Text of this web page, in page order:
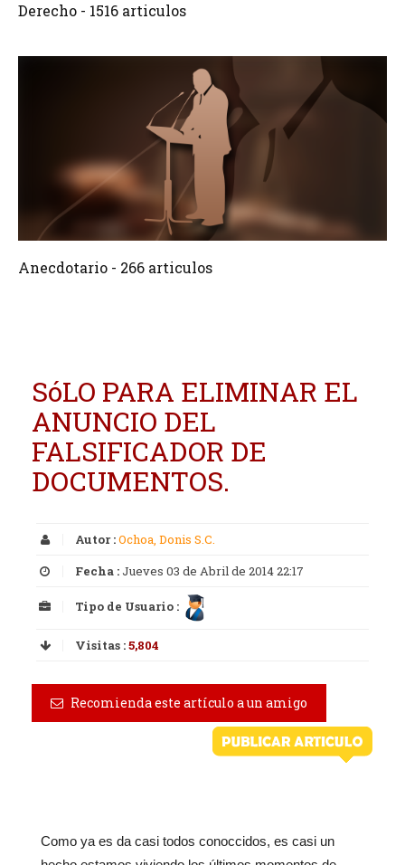
Derecho - 1516 articulos
Crear 266 Articulos
Anecdotario - 266 articulos
SóLO PARA ELIMINAR EL
ANUNCIO DEL
FALSIFICADOR DE
DOCUMENTOS.
Autor :Ochoa, Donis S.C.
Fecha :Jueves 03 de Abril de 2014 22:17
Tipo de Usuario :
Visitas :5,804
Recomienda este artículo a un amigo
Como ya es da casi todos conoccidos, es casi un